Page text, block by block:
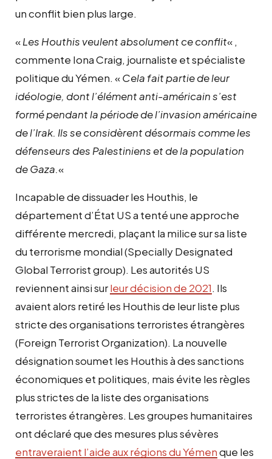
un conflit bien plus large.
«Les Houthis veulent absolument ce conflit« ,
commente Iona Craig, journaliste et spécialiste
politique du Yémen. «Cela fait partie de leur
idéologie, dont l’élément anti-américain s’est
formé pendant la période de l’invasion américaine
de l’Irak. Ils se considèrent désormais comme les
défenseurs des Palestiniens et de la population
de Gaza.«
Incapable de dissuader les Houthis, le
département d’État US a tenté une approche
différente mercredi, plaçant la milice sur sa liste
du terrorisme mondial (Specially Designated
Global Terrorist group). Les autorités US
reviennent ainsi surleur décision de 2021. Ils
avaient alors retiré les Houthis de leur liste plus
stricte des organisations terroristes étrangères
(Foreign Terrorist Organization). La nouvelle
désignation soumet les Houthis à des sanctions
économiques et politiques, mais évite les règles
plus strictes de la liste des organisations
terroristes étrangères. Les groupes humanitaires
ont déclaré que des mesures plus sévères
entraveraient l’aide aux régions du Yémenque les